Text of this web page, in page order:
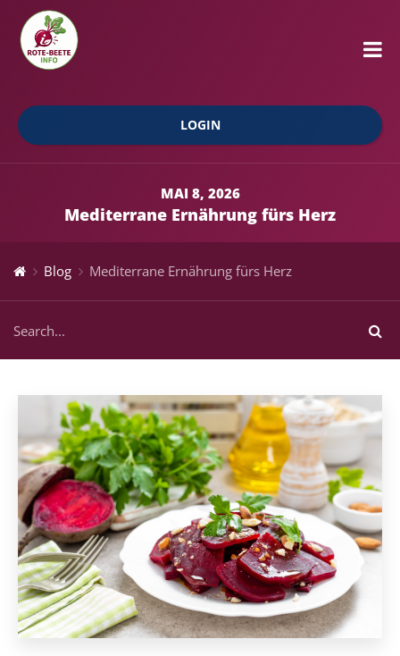
LOGIN
MAI 8, 2026
Mediterrane Ernährung fürs Herz
Blog Mediterrane Ernährung fürs Herz